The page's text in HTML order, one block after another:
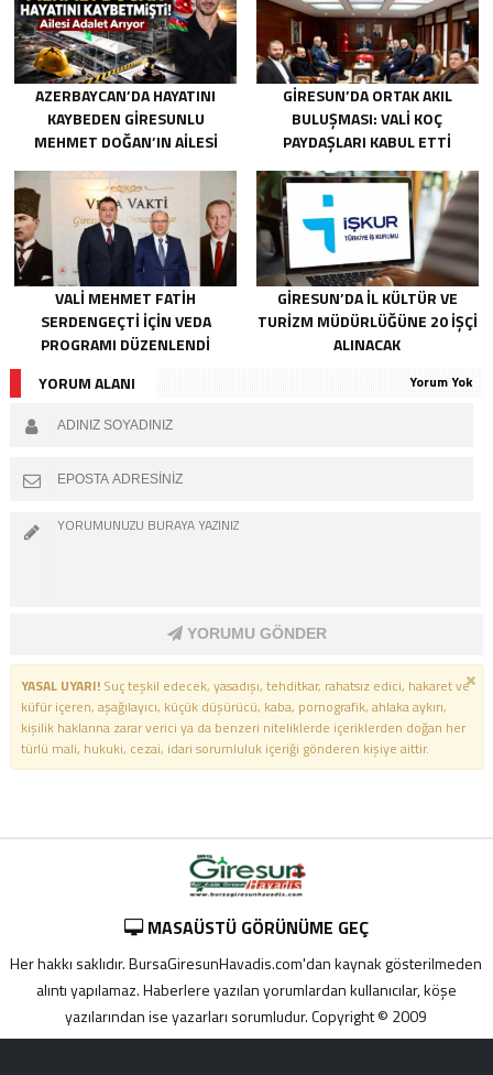
AZERBAYCAN’DA HAYATINI
KAYBEDEN GIRESUNLU
MEHMET DOĞAN’IN AILESI
GIRESUN’DA ORTAK AKIL
BULUŞMASI: VALI KOÇ
PAYDAŞLARI KABUL ETTI
VALI MEHMET FATIH
SERDENGEÇTI İÇIN VEDA
PROGRAMI DÜZENLENDI
GIRESUN’DA İL KÜLTÜR VE
TURIZM MÜDÜRLÜĞÜNE 20 İŞÇI
ALINACAK
YORUM ALANI
Yorum Yok
YORUMU GÖNDER
YASAL UYARI!Suç teşkil edecek, yasadışı, tehditkar, rahatsız edici, hakaret ve
küfür içeren, aşağılayıcı, küçük düşürücü, kaba, pornografik, ahlaka aykırı,
kişilik haklarına zarar verici ya da benzeri niteliklerde içeriklerden doğan her
türlü mali, hukuki, cezai, idari sorumluluk içeriği gönderen kişiye aittir.
MASAÜSTÜ GÖRÜNÜME GEÇ
Her hakkı saklıdır. BursaGiresunHavadis.com'dan kaynak gösterilmeden
alıntı yapılamaz. Haberlere yazılan yorumlardan kullanıcılar, köşe
yazılarından ise yazarları sorumludur. Copyright © 2009